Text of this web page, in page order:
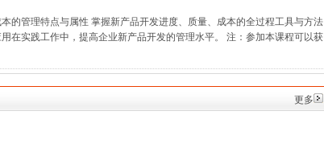
的管理特点与属性 掌握新产品开发进度、质量、成本的全过程工具与方法
在实践工作中，提高企业新产品开发的管理水平。 注：参加本课程可以获
更多